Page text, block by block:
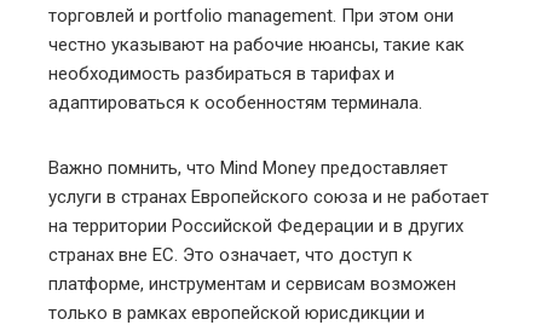
торговлей и portfolio management. При этом они
честно указывают на рабочие нюансы, такие как
необходимость разбираться в тарифах и
адаптироваться к особенностям терминала.
Важно помнить, что Mind Money предоставляет
услуги в странах Европейского союза и не работает
на территории Российской Федерации и в других
странах вне ЕС. Это означает, что доступ к
платформе, инструментам и сервисам возможен
только в рамках европейской юрисдикции и